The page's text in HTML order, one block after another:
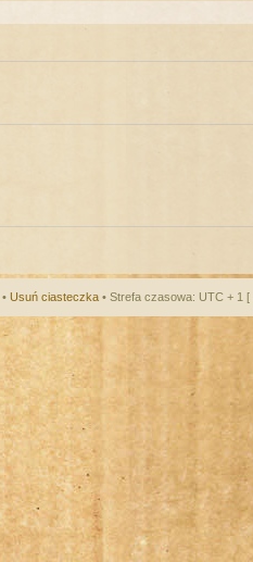
• Usuń ciasteczka • Strefa czasowa: UTC + 1 [